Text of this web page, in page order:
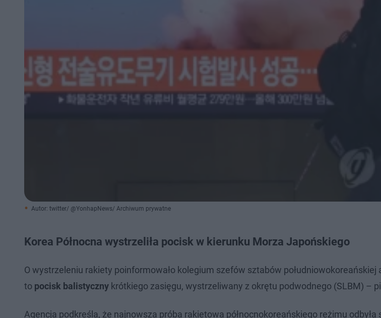
Autor: twitter/ @YonhapNews/ Archiwum prywatne
Korea Północna wystrzeliła pocisk w kierunku Morza Japońskiego
O wystrzeleniu rakiety poinformowało kolegium szefów sztabów południowokoreańskiej
to pocisk balistyczny krótkiego zasięgu, wystrzeliwany z okrętu podwodnego (SLBM) –
Agencja podkreśla, że najnowsza próba rakietowa północnokoreańskiego reżimu odbyła